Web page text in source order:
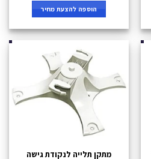
הוספה להצעת מחיר
מתקן תלייה לנקודת גישה